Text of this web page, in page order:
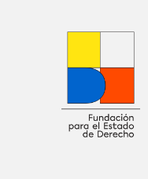
Sobre nosotros
Defensa jurídica